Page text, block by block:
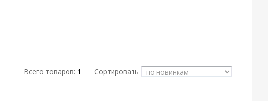
Всего товаров: 1 | Сортировать